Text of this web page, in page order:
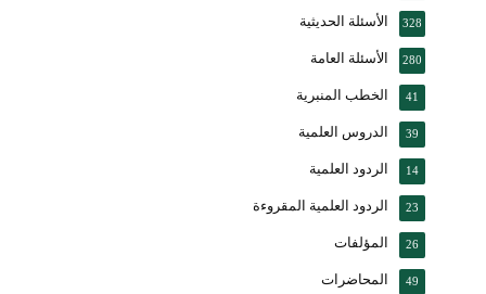
الأسئلة الحديثية 328
الأسئلة العامة 280
الخطب المنبرية 41
الدروس العلمية 39
الردود العلمية 14
الردود العلمية المقروءة 23
المؤلفات 26
المحاضرات 49